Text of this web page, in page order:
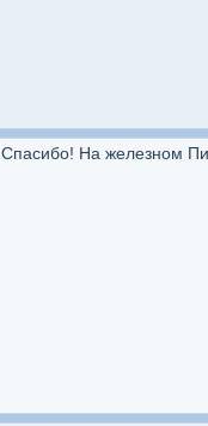
Спасибо! На железном